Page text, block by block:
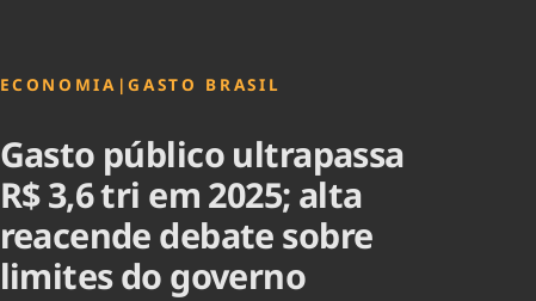
Brasil
Cinema
ECONOMIA |GASTO BRASIL
Gasto público ultrapassa
R$ 3,6 tri em 2025; alta
reacende debate sobre
limites do governo